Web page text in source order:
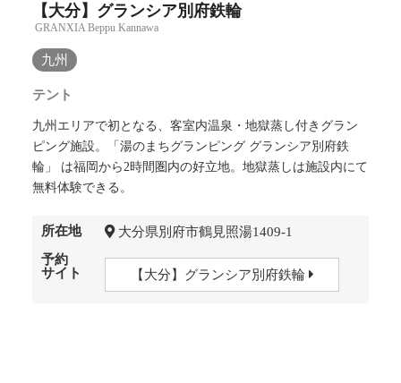
【大分】グランシア別府鉄輪
GRANXIA Beppu Kannawa
九州
テント
九州エリアで初となる、客室内温泉・地獄蒸し付きグラン
ピング施設。「湯のまちグランピング グランシア別府鉄
輪」 は福岡から2時間圏内の好立地。地獄蒸しは施設内にて
無料体験できる。
所在地
大分県別府市鶴見照湯1409-1
予約
サイト
【大分】グランシア別府鉄輪